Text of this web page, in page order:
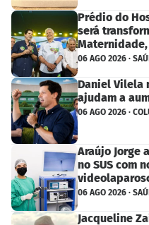
Prédio do
será
06 AGO 2026 ·
Daniel Vilela
ajudam a
06 AGO 2026 ·
Araújo Jorge
no SUS com
06 AGO 2026 ·
Jacqueline